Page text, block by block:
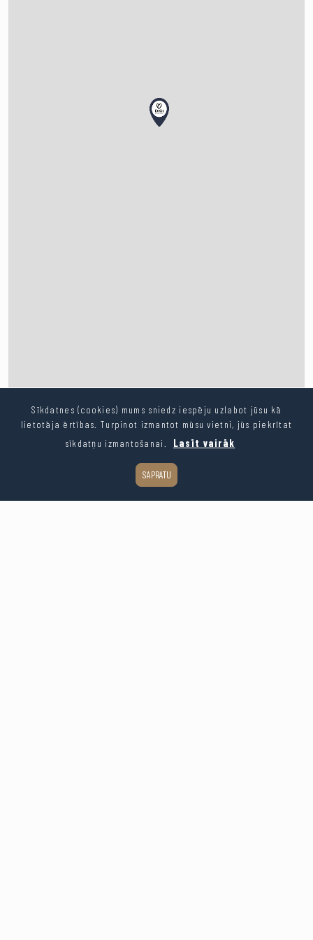
Sīkdatnes (cookies) mums sniedz iespēju uzlabot jūsu kā
lietotāja ērtības. Turpinot izmantot mūsu vietni, jūs piekrītat
sīkdatņu izmantošanai.
Lasīt vairāk
SAPRATU